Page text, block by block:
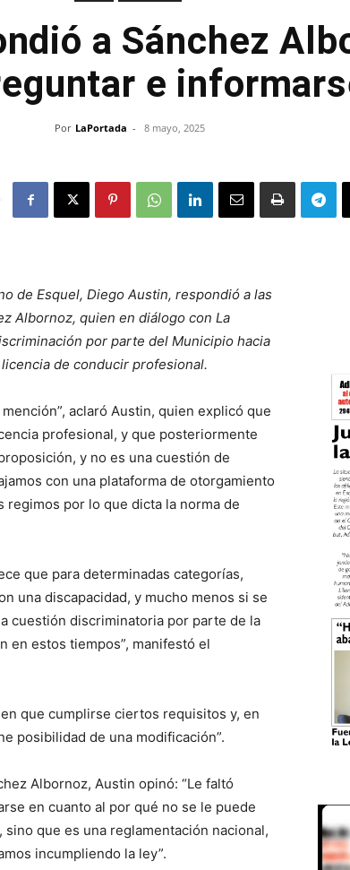
a Sánchez
e
Por LaPortada - 8 mayo, 2025
de Esquel, Diego Austin, respondió a las
Albornoz, quien en diálogo con La
por parte del Municipio hacia
de conducir profesional.
aclaró Austin, quien explicó que
profesional, y que posteriormente
y no es una cuestión de
con una plataforma de otorgamiento
regimos por lo que dicta la norma de
que para determinadas categorías,
una discapacidad, y mucho menos si se
cuestión discriminatoria por parte de la
en estos tiempos”, manifestó el
que cumplirse ciertos requisitos y, en
posibilidad de una modificación”.
Albornoz, Austin opinó: “Le faltó
en cuanto al por qué no se le puede
que es una reglamentación nacional,
incumpliendo la ley”.